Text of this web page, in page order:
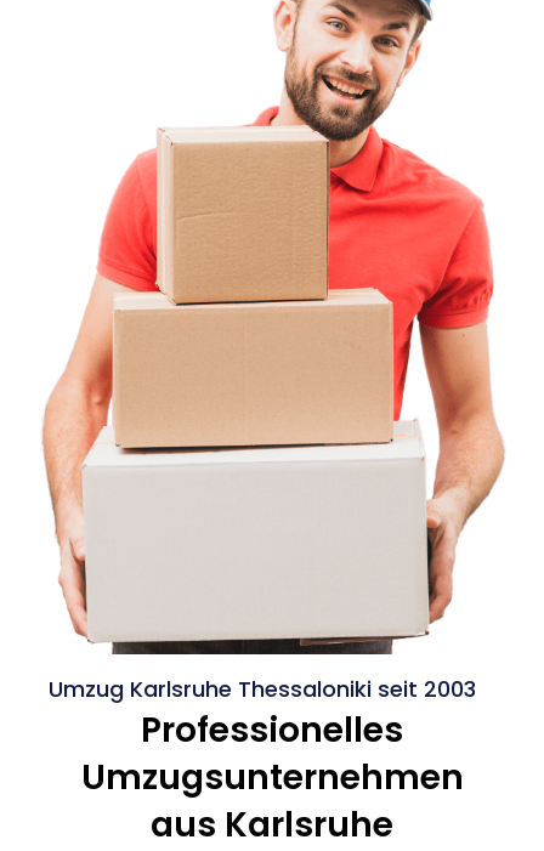
Umzug Karlsruhe Thessaloniki seit 2003
Professionelles
Umzugsunternehmen
aus Karlsruhe